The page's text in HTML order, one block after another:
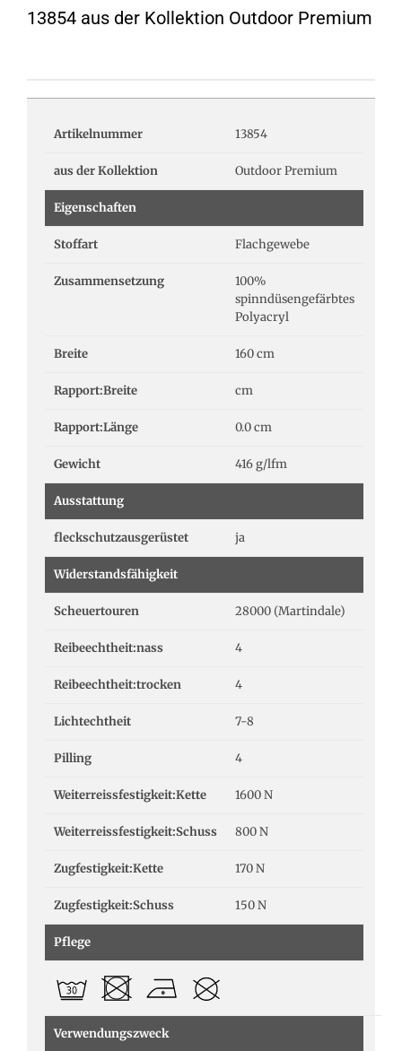
13854 aus der Kollektion Outdoor Premium
Artikelnummer 13854
aus der Kollektion Outdoor Premium
Eigenschaften
Stoffart Flachgewebe
Zusammensetzung
100%
spinndüsengefärbtes
Polyacryl
Breite 160 cm
Rapport:Breite cm
Rapport:Länge 0.0 cm
Gewicht 416 g/lfm
Ausstattung
fleckschutzausgerüstet ja
Widerstandsfähigkeit
Scheuertouren 28000 (Martindale)
Reibeechtheit:nass 4
Reibeechtheit:trocken 4
Lichtechtheit 7-8
Pilling 4
Weiterreissfestigkeit:Kette 1600 N
Weiterreissfestigkeit:Schuss 800 N
Zugfestigkeit:Kette 170 N
Zugfestigkeit:Schuss 150 N
Pflege
Verwendungszweck